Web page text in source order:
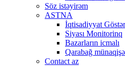
Söz istəyirəm
ASTNA
İqtisadiyyat
Siyası Monitorinq
Bazarların icmalı
Qarabağ
Contact az